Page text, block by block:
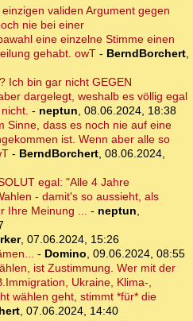
validen Argument gegen
nie bei einer
eine einzelne Stimme einen
gehabt. owT - BerndBorchert,
Ich bin gar nicht GEGEN
dargelegt, weshalb es völlig egal
- neptun, 08.06.2024, 18:38
Sinne, dass es noch nie auf eine
ist. Wenn aber alle so
- BerndBorchert, 08.06.2024,
egal: "Alle 4 Jahre
- damit's so aussieht, als
Ihre Meinung ... - neptun,
, 07.06.2024, 15:26
- Domino, 09.06.2024, 08:55
ist Zustimmung. Wer mit der
Ukraine, Klima-,
wählen geht, stimmt *für* die
, 07.06.2024, 14:40